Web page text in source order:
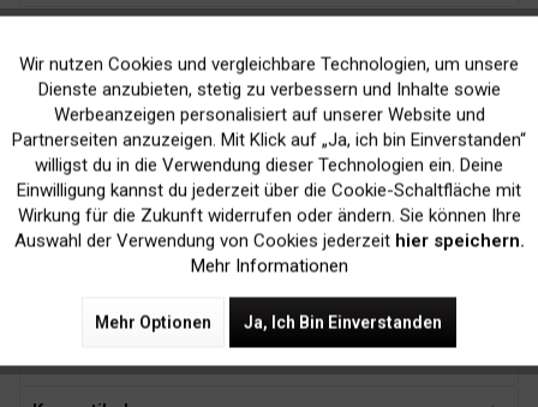
Kein Verlust der
Druckergarantie
Versand innerhalb von
24H*
Funktionale Aktiv
Marketing Inaktiv
Tracking Inaktiv
Wir nutzen Cookies und vergleichbare Technologien, um unsere
Dienste anzubieten, stetig zu verbessern und Inhalte sowie
Werbeanzeigen personalisiert auf unserer Website und
Partnerseiten anzuzeigen. Mit Klick auf „Ja, ich bin Einverstanden“
willigst du in die Verwendung dieser Technologien ein. Deine
Einwilligung kannst du jederzeit über die Cookie-Schaltfläche mit
Wirkung für die Zukunft widerrufen oder ändern. Sie können Ihre
Auswahl der Verwendung von Cookies jederzeit hier speichern.
Mehr Informationen
Mehr Optionen Ja, Ich Bin Einverstanden